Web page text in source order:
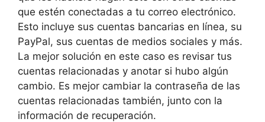
que estén conectadas a tu correo electrónico.
Esto incluye sus cuentas bancarias en línea, su
PayPal, sus cuentas de medios sociales y más.
La mejor solución en este caso es revisar tus
cuentas relacionadas y anotar si hubo algún
cambio. Es mejor cambiar la contraseña de las
cuentas relacionadas también, junto con la
información de recuperación.